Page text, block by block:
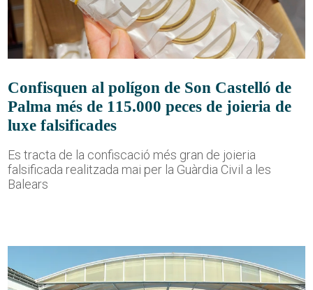
Confisquen al polígon de Son Castelló de
Palma més de 115.000 peces de joieria de
luxe falsificades
Es tracta de la confiscació més gran de joieria
falsificada realitzada mai per la Guàrdia Civil a les
Balears